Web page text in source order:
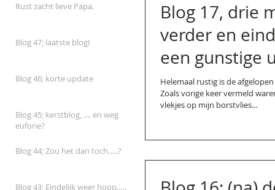
Blog 17, drie
verder en
een gunstige
Helemaal rustig is de
Zoals vorige keer vermeld
vlekjes op mijn borstvlies...
Rust zacht lieve Papa.
Blog 47; laatste blog!
Blog 46; korte update
Blog 45; kerstblog, .... en weg
euforie?
Blog 44; Zou het dan toch…..?
Blog 43; Eindelijk weer hoop…..